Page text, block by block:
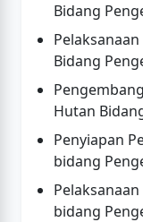
Bidang
Bidang
Hutan
Penyiapan
bidang
bidang